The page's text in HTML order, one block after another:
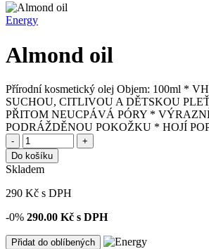
Energy
Almond oil
Přírodní kosmetický olej Objem: 100ml *
SUCHOU, CITLIVOU A DĚTSKOU
PŘITOM NEUCPÁVÁ PÓRY *
PODRÁŽDĚNOU POKOŽKU * HOJÍ
-
+
Do košíku
Skladem
290 Kč s DPH
-0% 290.00 Kč s DPH
Přidat do oblíbených